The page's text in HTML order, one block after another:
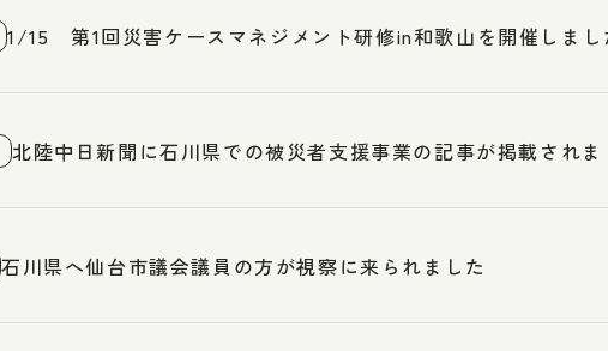
1/15 第1回災害ケースマネジメント研修in和歌山を開催しまし
北陸中日新聞に石川県での被災者支援事業の記事が掲載されま
石川県へ仙台市議会議員の方が視察に来られました